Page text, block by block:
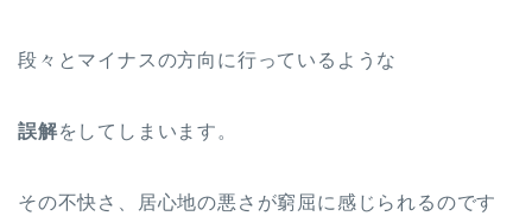
段々とマイナスの方向に行っているような
誤解をしてしまいます。
その不快さ、居心地の悪さが窮屈に感じられるのです